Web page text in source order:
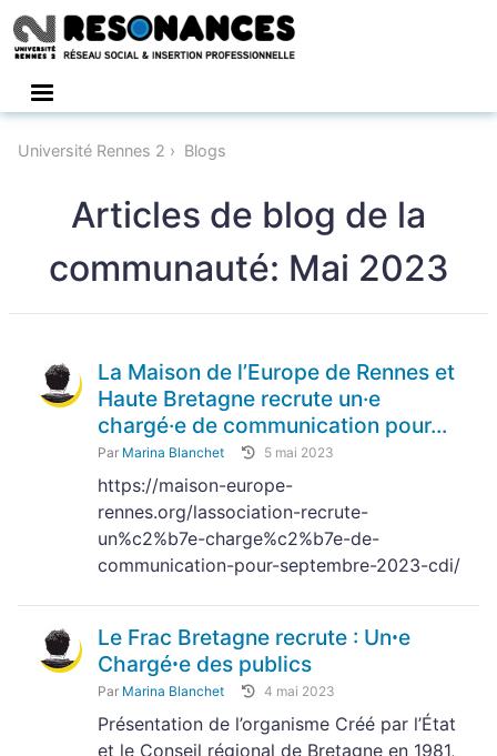
Université Rennes 2 Blogs
Articles de blog de la
communauté: Mai 2023
La Maison de l’Europe de Rennes et
Haute Bretagne recrute un·e
chargé·e de communication pour...
Par Marina Blanchet 5 mai 2023
https://maison-europe-
rennes.org/lassociation-recrute-
un%c2%b7e-charge%c2%b7e-de-
communication-pour-septembre-2023-cdi/
Le Frac Bretagne recrute : Unꞏe
Chargéꞏe des publics
Par Marina Blanchet 4 mai 2023
Présentation de l’organisme Créé par l’État
et le Conseil régional de Bretagne en 1981,